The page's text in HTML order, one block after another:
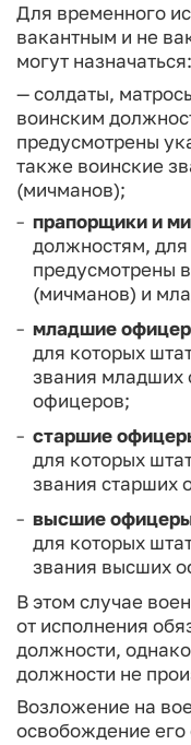
Для временного
вакантным и не
могут назначаться:
— солдаты,
воинским
предусмотрены
также воинские
(мичманов);
прапорщики и
должностям,
предусмотрены
(мичманов) и
младшие
для которых
звания младших
офицеров;
старшие
для которых
звания старших
высшие
для которых
звания высших
В этом случае
от исполне­ния
должности,
должности не
Возложение на
освобождение его